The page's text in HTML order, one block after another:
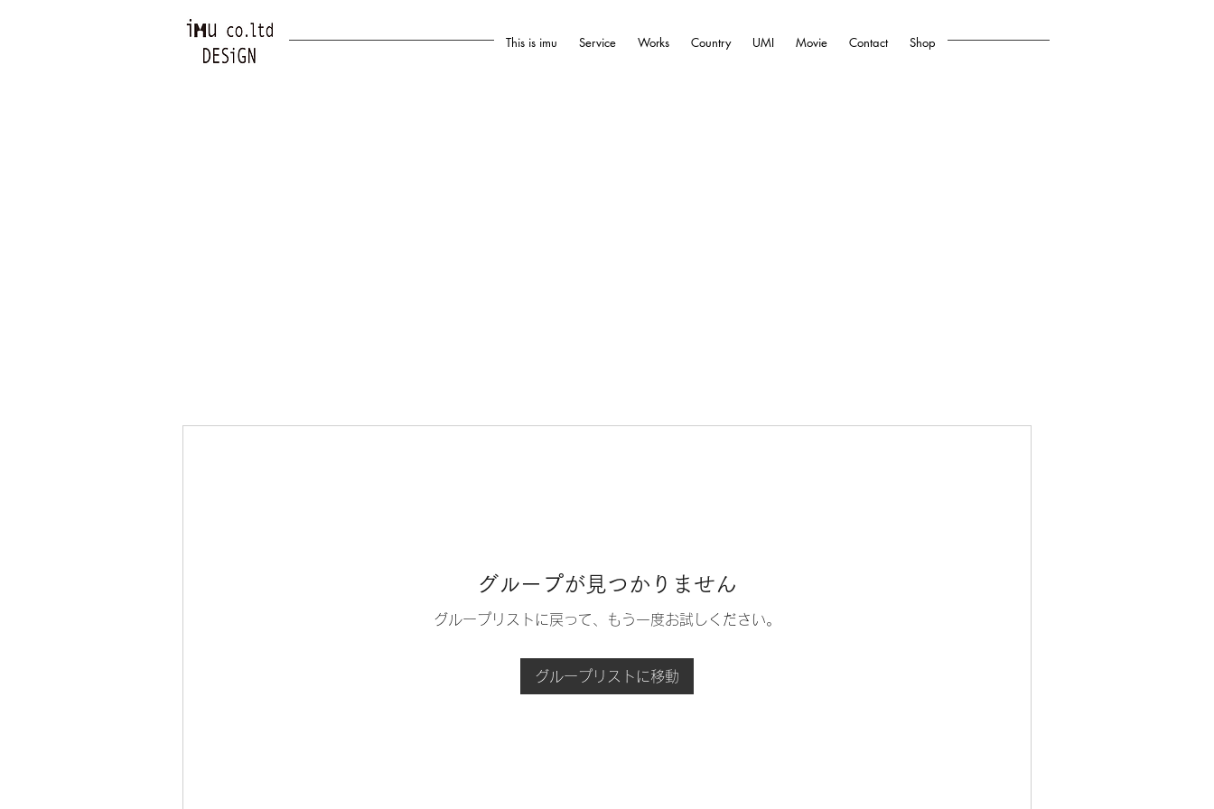
This is imu Service Works Country UMI Movie Contact Shop
グループが見つかりません
グループリストに戻って、もう一度お試しください。
グループリストに移動